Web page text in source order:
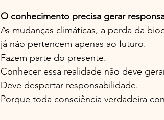
O conhecimento precisa gerar
As mudanças climáticas, a perda da
já não pertencem apenas ao futuro.
Fazem parte do presente.
Conhecer essa realidade não deve
Deve despertar responsabilidade.
Porque toda consciência verdadeira